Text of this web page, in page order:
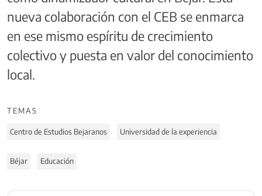
nueva colaboración con el CEB se enmarca
en ese mismo espíritu de crecimiento
colectivo y puesta en valor del conocimiento
local.
TEMAS
Centro de Estudios Bejaranos Universidad de la experiencia
Béjar Educación